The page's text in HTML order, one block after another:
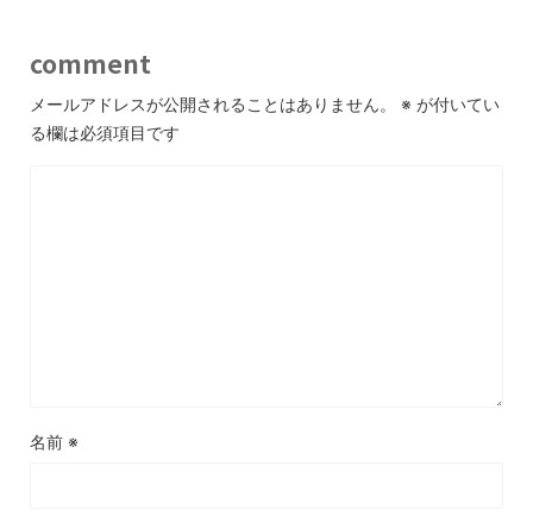
comment
メールアドレスが公開されることはありません。 ※ が付いてい
る欄は必須項目です
名前 ※